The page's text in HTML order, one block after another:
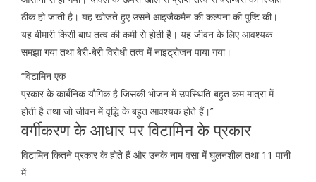
ठीक हो जाती है। यह खोजते हुए उसने आइजैकमैन की कल्पना की पुष्टि की।
यह बीमारी किसी बाध तत्व की कमी से होती है। यह जीवन के लिए आवश्यक
समझा गया तथा बेरी-बेरी विरोधी तत्व में नाइट्रोजन पाया गया।
‘‘विटामिन एक
प्रकार के कार्बनिक यौगिक है जिसकी भोजन में उपस्थिति बहुत कम मात्रा में
होती है तथा जो जीवन में वृद्धि के बहुत आवश्यक होते हैं।’’
वर्गीकरण के आधार पर विटामिन के प्रकार
विटामिन कितने प्रकार के होते हैं और उनके नाम वसा में घुलनशील तथा 11 पानी
में